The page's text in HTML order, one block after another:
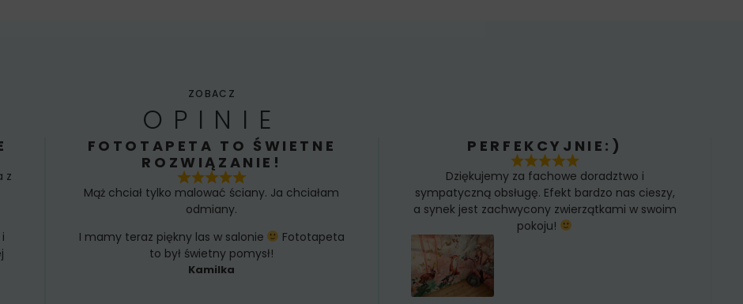
ZOBACZ
OPINIE
z
FOTOTAPETA TO ŚWIETNE
ROZWIĄZANIE!
Mąż chciał tylko malować ściany. Ja chciałam
odmiany.
I mamy teraz piękny las w salonie
Fototapeta
to był świetny pomysł!
Kamilka
PERFEKCYJNIE:)
Dziękujemy za fachowe doradztwo i
sympatyczną obsługę. Efekt bardzo nas cieszy,
a synek jest zachwycony zwierzątkami w swoim
pokoju!